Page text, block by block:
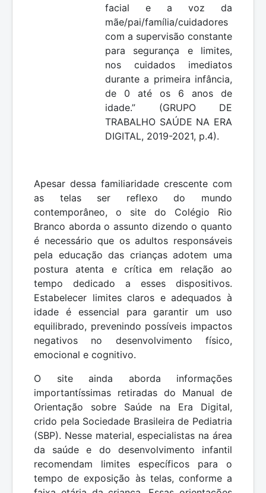
facial e a voz da
mãe/pai/família/cuidadores
com a supervisão constante
para segurança e limites,
nos cuidados imediatos
durante a primeira infância,
de 0 até os 6 anos de
idade.” (GRUPO DE
TRABALHO SAÚDE NA ERA
DIGITAL, 2019-2021, p.4).
Apesar dessa familiaridade crescente com
as telas ser reflexo do mundo
contemporâneo, o site do Colégio Rio
Branco aborda o assunto dizendo o quanto
é necessário que os adultos responsáveis
pela educação das crianças adotem uma
postura atenta e crítica em relação ao
tempo dedicado a esses dispositivos.
Estabelecer limites claros e adequados à
idade é essencial para garantir um uso
equilibrado, prevenindo possíveis impactos
negativos no desenvolvimento físico,
emocional e cognitivo.
O site ainda aborda informações
importantíssimas retiradas do Manual de
Orientação sobre Saúde na Era Digital,
crido pela Sociedade Brasileira de Pediatria
(SBP). Nesse material, especialistas na área
da saúde e do desenvolvimento infantil
recomendam limites específicos para o
tempo de exposição às telas, conforme a